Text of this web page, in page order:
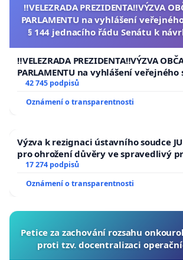
‼️VELEZRADA PREZIDENTA‼️VÝZVA
PARLAMENTU na vyhlášení
§ 144 jednacího řádu Senátu k
republiky
‼️VELEZRADA PREZIDENTA‼️VÝZVA
PARLAMENTU na vyhlášení
144 jednacího řádu Senátu k návrhu
republiky
42 745 podpisů
Oznámení o transparentnosti
Výzva k rezignaci ústavního soudce
pro ohrožení důvěry ve spravedlivý
17 274 podpisů
Oznámení o transparentnosti
Petice za zachování rozsahu
proti tzv. docentralizaci